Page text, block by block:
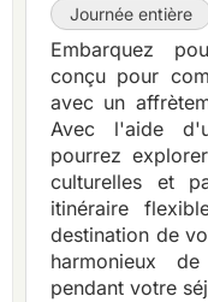
Journée entière
Embarquez
conçu pour
avec un
Avec l'aide
pourrez
culturelles et
itinéraire
destination de
harmonieux
pendant votre